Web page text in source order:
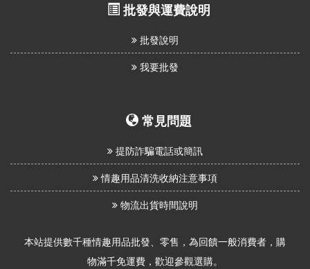
批發與運費說明
批發說明
我要批發
常見問題
提防詐騙電話或簡訊
情趣用品清洗收納注意事項
物流出貨時間說明
本站提供數千種情趣用品批發、零售，為回饋一般消費者，購
物滿千免運費，歡迎參觀選購。